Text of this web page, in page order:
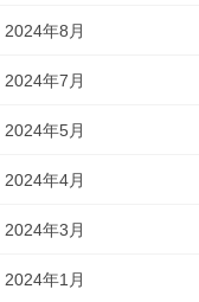
2024年8月
2024年7月
2024年5月
2024年4月
2024年3月
2024年1月